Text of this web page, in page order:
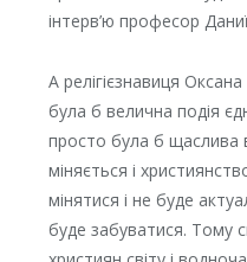
інтерв’ю професор
А релігієзнавиця
була б велична подія
просто була б щаслива
міняється і
мінятися і не буде
буде забуватися. Тому